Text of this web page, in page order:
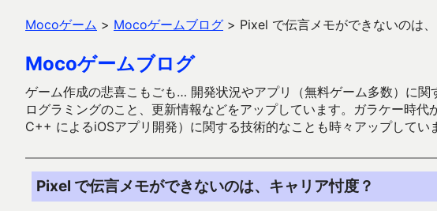
Mocoゲーム > Mocoゲームブログ > Pixel で伝言メモができないのは
Mocoゲームブログ
ゲーム作成の悲喜こもごも… 開発状況やアプリ（無料ゲーム多数）に
ログラミングのこと、更新情報などをアップしています。ガラケー時
C++ によるiOSアプリ開発）に関する技術的なことも時々アップしてい
Pixel で伝言メモができないのは、キャリア忖度？